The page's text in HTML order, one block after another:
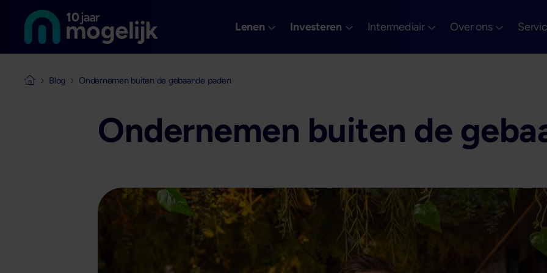
Overslaan en naar de inhoud gaan
Naar de homepage van
Lenen Investeren Intermediair Over ons
Naar de homepage van Mogelijk Vastgoedfinancieringen
Blog Ondernemen buiten de gebaande paden
Ondernemen buiten de